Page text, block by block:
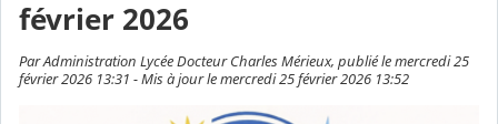
février 2026
Par Administration Lycée Docteur Charles Mérieux, publié le mercredi 25
février 2026 13:31 - Mis à jour le mercredi 25 février 2026 13:52